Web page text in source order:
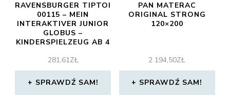
RAVENSBURGER TIPTOI
00115 – MEIN
INTERAKTIVER JUNIOR
GLOBUS –
KINDERSPIELZEUG AB 4
NIEMIECKA)
281,61ZŁ
SPRAWDŹ SAM!
PAN MATERAC
ORIGINAL STRONG
120×200
2 194,50ZŁ
SPRAWDŹ SAM!